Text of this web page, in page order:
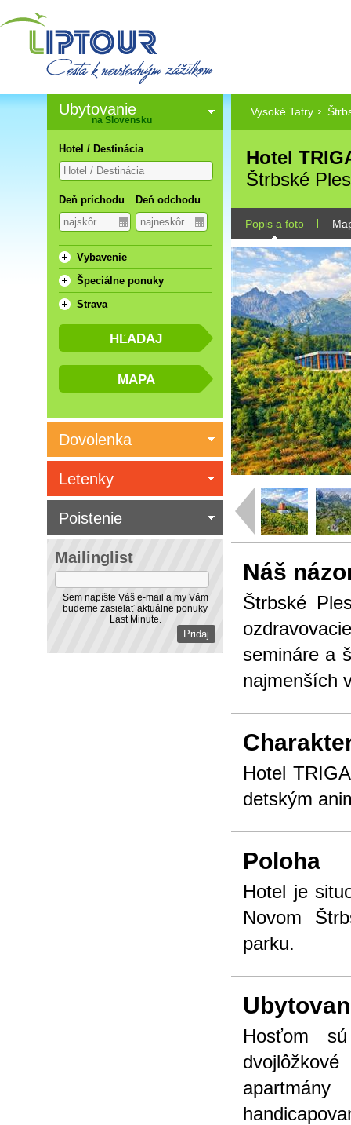
Vysoké Tatry
Hotel
Štrbské
Popis a foto
Náš
Štrbské
semináre a
najmenších
Hotel
detským
Poloha
Hotel je
Novom
parku.
Hosťom
Ubytovanie
na Slovensku
Hotel / Destinácia
Deň príchodu Deň odchodu
Vybavenie
Špeciálne ponuky
Strava
Dovolenka
Mailinglist
Sem napíšte Váš e-mail a my Vám
budeme zasielať aktuálne ponuky
Last Minute.
Letenky
Poistenie